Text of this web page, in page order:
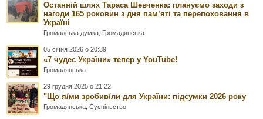
Останній шлях Тараса Шевченка: плануємо заходи з
нагоди 165 роковин з дня памʼяті та перепоховання в
Україні
Громадська думка Громадянська
05 січня 2026 о 20:39
«7 чудес України» тепер у YouTube!
Громадянська
29 грудня 2025 о 21:22
"Що я/ми зробив/ли для України: підсумки 2026 року
Громадянська ,Суспільство